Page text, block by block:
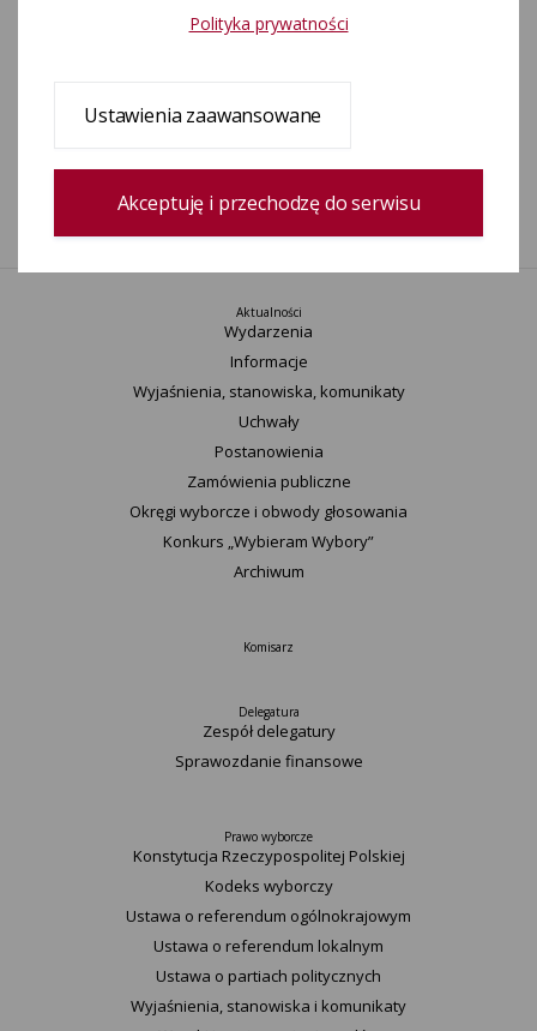
odbyły się wybory ponowne do Rady Gminy Lanckorona,
zarządzone na dzień 12 lipca 2015 roku
dokumenty związane ze zgłoszeniem kandydatów do komisji
1
Aktualności
Wydarzenia
Informacje
Wyjaśnienia, stanowiska, komunikaty
Uchwały
Postanowienia
Zamówienia publiczne
Okręgi wyborcze i obwody głosowania
Konkurs „Wybieram Wybory”
Archiwum
Komisarz
Delegatura
Zespół delegatury
Sprawozdanie finansowe
Prawo wyborcze
Konstytucja Rzeczypospolitej Polskiej​
Kodeks wyborczy
Ustawa o referendum ogólnokrajowym
Ustawa o referendum lokalnym
Ustawa o partiach politycznych
Wyjaśnienia, stanowiska i komunikaty
Polityka prywatności
Ustawienia zaawansowane
Akceptuję i przechodzę do serwisu